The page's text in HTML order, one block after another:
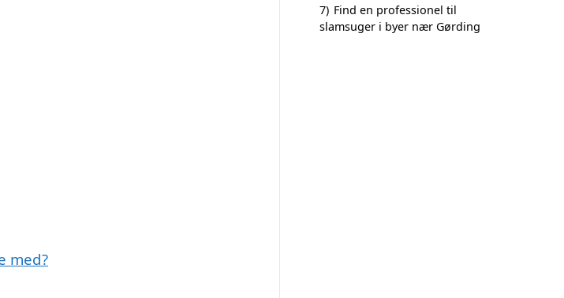
med?
7) Find en professionel til
slamsuger i byer nær Gørding